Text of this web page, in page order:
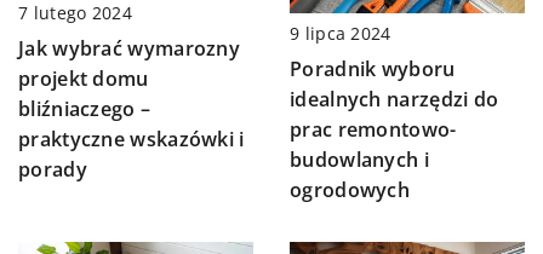
7 lutego 2024
Jak wybrać wymarozny
projekt domu
bliźniaczego –
praktyczne wskazówki i
porady
9 lipca 2024
Poradnik wyboru
idealnych narzędzi do
prac remontowo-
budowlanych i
ogrodowych